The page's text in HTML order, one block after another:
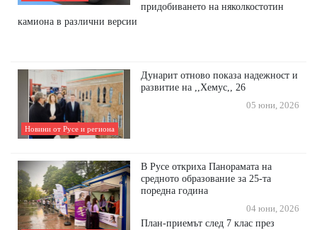
придобиването на няколкостотин
камиона в различни версии
Новини от Русе и региона
Дунарит отново показа надежност и
развитие на ,,Хемус,, 26
05 юни, 2026
В Русе откриха Панорамата на
средното образование за 25-та
поредна година
04 юни, 2026
План-приемът след 7 клас през